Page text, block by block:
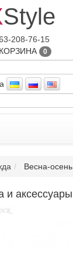
Style
208-76-15
0
Весна-осень
и аксессуары